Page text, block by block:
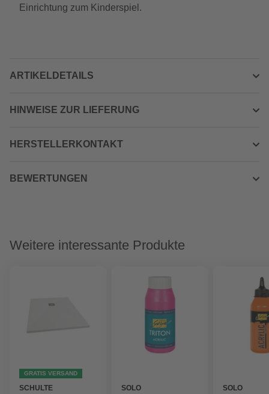
Einrichtung zum Kinderspiel.
ARTIKELDETAILS
HINWEISE ZUR LIEFERUNG
HERSTELLERKONTAKT
BEWERTUNGEN
Weitere interessante Produkte
GRATIS VERSAND
SCHULTE
SOLO
SOLO